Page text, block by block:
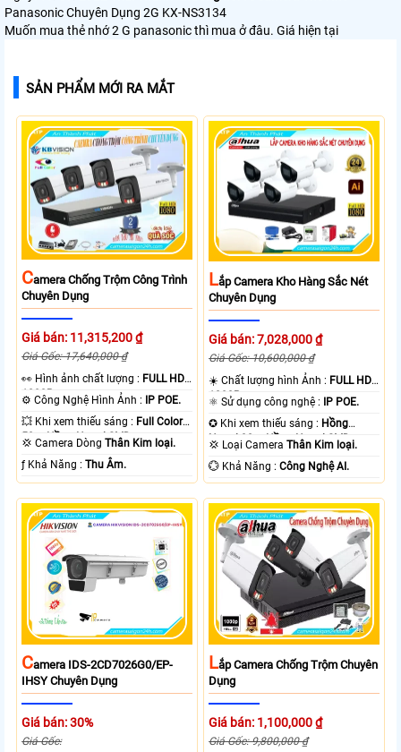
Panasonic Chuyên Dụng 2G KX-NS3134
Muốn mua thẻ nhớ 2 G panasonic thì mua ở đâu. Giá hiện tại
SẢN PHẨM MỚI RA MẮT
CAmera Chống Trộm Công Trình
Chuyên Dụng
Giá bán: 11,315,200 ₫
Giá Gốc: 17,640,000 ₫
️👀 Hình ảnh chất lượng : FULL HD
1080P .
⚙ Công Nghệ Hình Ảnh :
IP POE.
💥 Khi xem thiếu sáng : Full Color
50m Hồng Ngoại SMD.
💢 Camera DòngThân Kim loại.
️ƒ Khả Năng :Thu Âm.
LẮp Camera Kho Hàng Sắc Nét
Chuyên Dụng
Giá bán: 7,028,000 ₫
Giá Gốc: 10,600,000 ₫
☀️ Chất lượng hình Ảnh : FULL HD
1080P .
⚛️ Sử dụng công nghệ :
IP POE.
✪ Khi xem thiếu sáng : Hồng
Ngoại 30m Hồng Ngoại SMD.
💢 Loại CameraThân Kim loại.
️💮 Khả Năng :Công Nghệ AI.
CAmera IDS-2CD7026G0/EP-
IHSY Chuyên Dụng
Giá bán: 30%
Giá Gốc:
LẮp Camera Chống Trộm Chuyên
Dụng
Giá bán: 1,100,000 ₫
Giá Gốc: 9,800,000 ₫